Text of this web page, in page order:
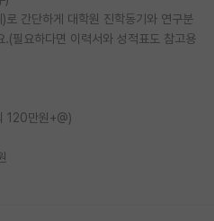
간단하게 대학원 진학동기와 연구분
필요하다면 이력서와 성적표도 참고용
120만원+@)